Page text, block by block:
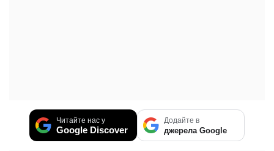
Читайте нас у
Google Discover
Додайте в
джерела Google